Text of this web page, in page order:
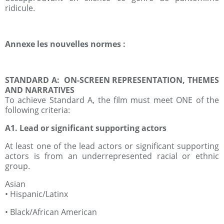
ridicule.
Annexe les nouvelles normes :
STANDARD A: ON-SCREEN REPRESENTATION, THEMES
AND NARRATIVES
To achieve Standard A, the film must meet ONE of the
following criteria:
A1. Lead or significant supporting actors
At least one of the lead actors or significant supporting
actors is from an underrepresented racial or ethnic
group.
Asian
• Hispanic/Latinx
• Black/African American